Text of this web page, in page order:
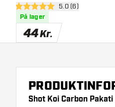
åbn
5 bedømmelsesstjerner
5.0 (6)
På lager
44Kr.
Shot Koi Carbon